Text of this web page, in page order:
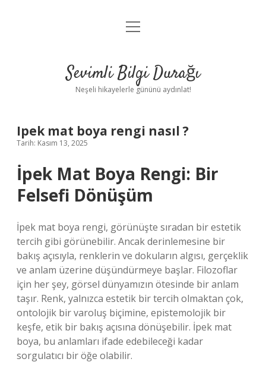
Anasayfa
Yasal Uyarı
menüyü
Sevimli Bilgi Durağı
Neşeli hikayelerle gününü aydınlat!
Ipek mat boya rengi nasıl ?
Tarih: Kasım 13, 2025
İpek Mat Boya Rengi: Bir
Felsefi Dönüşüm
İpek mat boya rengi, görünüşte sıradan bir estetik
tercih gibi görünebilir. Ancak derinlemesine bir
bakış açısıyla, renklerin ve dokuların algısı, gerçeklik
ve anlam üzerine düşündürmeye başlar. Filozoflar
için her şey, görsel dünyamızın ötesinde bir anlam
taşır. Renk, yalnızca estetik bir tercih olmaktan çok,
ontolojik bir varoluş biçimine, epistemolojik bir
keşfe, etik bir bakış açısına dönüşebilir. İpek mat
boya, bu anlamları ifade edebileceği kadar
sorgulatıcı bir öğe olabilir.